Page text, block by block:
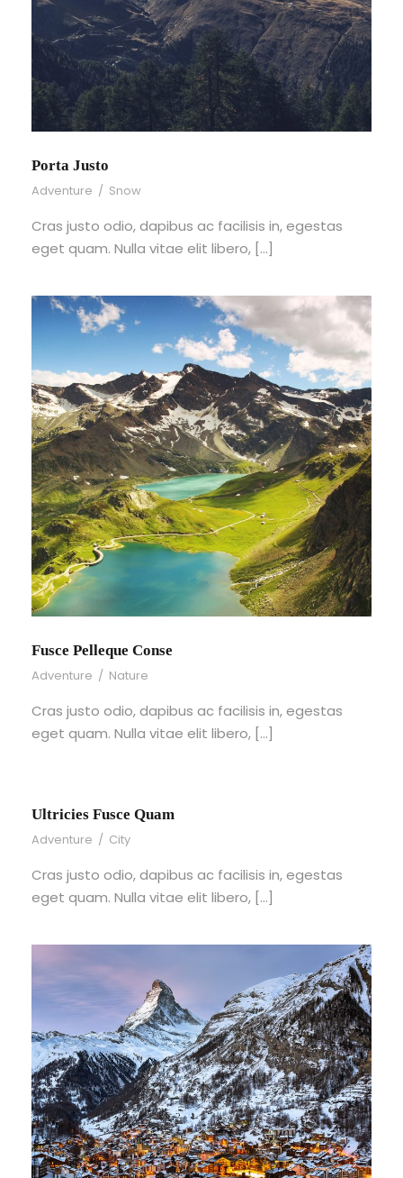
Porta Justo
Adventure / Snow
Cras justo odio, dapibus ac facilisis in, egestas
eget quam. Nulla vitae elit libero, […]
Fusce Pelleque Conse
Adventure / Nature
Cras justo odio, dapibus ac facilisis in, egestas
eget quam. Nulla vitae elit libero, […]
Ultricies Fusce Quam
Adventure / City
Cras justo odio, dapibus ac facilisis in, egestas
eget quam. Nulla vitae elit libero, […]